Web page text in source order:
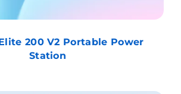
200 V2 Portable Power
Station